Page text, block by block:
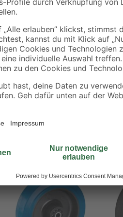
Das Holzrad
robustem
gestalten.